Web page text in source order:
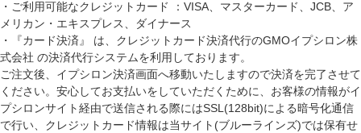
・ご利用可能なクレジットカード ：VISA、マスターカード、JCB、ア
メリカン・エキスプレス、ダイナース
・『カード決済』 は、クレジットカード決済代行のGMOイプシロン株
式会社 の決済代行システムを利用しております。
ご注文後、イプシロン決済画面へ移動いたしますので決済を完了させて
ください。安心してお支払いをしていただくために、お客様の情報がイ
プシロンサイト経由で送信される際にはSSL(128bit)による暗号化通信
で行い、クレジットカード情報は当サイト(ブルーラインズ)では保有せ